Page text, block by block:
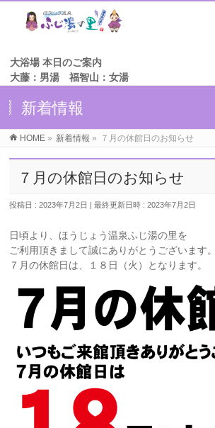
大浴場 本日のご案内
大藤：男湯 福智山：女湯
新着情報
HOME » 新着情報 » ７月の休館日のお知らせ
７月の休館日のお知らせ
投稿日 : 2023年7月2日 最終更新日時 : 2023年7月2日
日頃より、ほうじょう温泉ふじ湯の里を
ご利用頂きまして誠にありがとうございます。
７月の休館日は、１８日（火）となります。